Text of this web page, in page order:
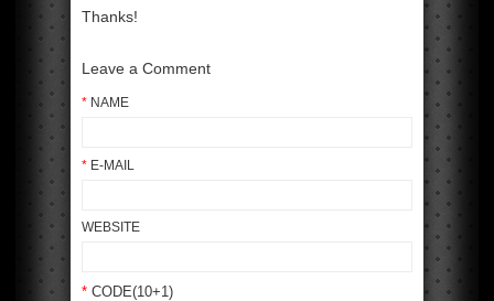
Thanks!
Leave a Comment
* NAME
* E-MAIL
WEBSITE
* CODE(10+1)